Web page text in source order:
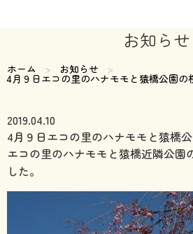
お知らせ
ホーム お知らせ
現在のページ:
4月９日エコの里のハナモモと猿橋公園の
2019.04.10
4月９日エコの里のハナモモと猿橋
エコの里のハナモモと猿橋近隣公園
した。